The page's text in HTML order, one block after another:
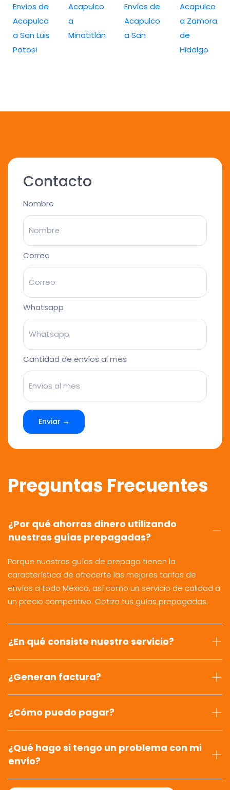
Envíos de
Acapulco
a San Luis
Potosi
Acapulco
a
Minatitlán
Envíos de
Acapulco
a San
Acapulco
a Zamora
de
Hidalgo
Contacto
Nombre
Correo
Whatsapp
Cantidad de envíos al mes
Enviar →
Preguntas Frecuentes
¿Por qué ahorras dinero utilizando
nuestras guías prepagadas?
Porque nuestras guías de prepago tienen la
característica de ofrecerte las mejores tarifas de
envíos a todo México, así como un servicio de calidad a
un precio competitivo. Cotiza tus guías prepagadas.
¿En qué consiste nuestro servicio?
¿Generan factura?
¿Cómo puedo pagar?
¿Qué hago si tengo un problema con mi
envío?